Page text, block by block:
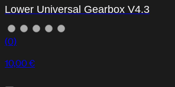
Lower Universal Gearbox V4.3
(0)
10,00 €